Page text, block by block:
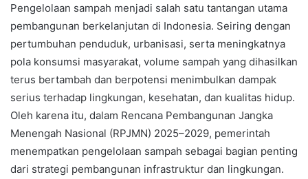
Pengelolaan sampah menjadi salah satu tantangan utama
pembangunan berkelanjutan di Indonesia. Seiring dengan
pertumbuhan penduduk, urbanisasi, serta meningkatnya
pola konsumsi masyarakat, volume sampah yang dihasilkan
terus bertambah dan berpotensi menimbulkan dampak
serius terhadap lingkungan, kesehatan, dan kualitas hidup.
Oleh karena itu, dalam Rencana Pembangunan Jangka
Menengah Nasional (RPJMN) 2025–2029, pemerintah
menempatkan pengelolaan sampah sebagai bagian penting
dari strategi pembangunan infrastruktur dan lingkungan.